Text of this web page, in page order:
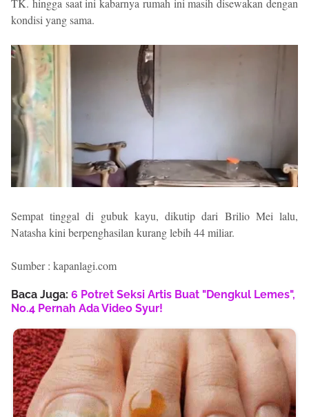
kondisi yang sama.
Sempat tinggal di gubuk kayu, dikutip dari Brilio Mei lalu,
Natasha kini berpenghasilan kurang lebih 44 miliar.
Sumber : kapanlagi.com
Baca Juga: 6 Potret Seksi Artis Buat "Dengkul Lemes",
No.4 Pernah Ada Video Syur!